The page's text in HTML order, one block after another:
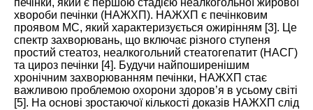
хвороби печінки (НАЖХП). НАЖХП є печінковим
проявом МС, який характеризується ожирінням [3]. Це
спектр захворювань, що включає різного ступеня
простий стеатоз, неалкогольний стеатогепатит (НАСГ)
та цироз печінки [4]. Будучи найпоширенішим
хронічним захворюванням печінки, НАЖХП стає
важливою проблемою охорони здоров’я в усьому світі
[5]. На основі зростаючої кількості доказів НАЖХП слід